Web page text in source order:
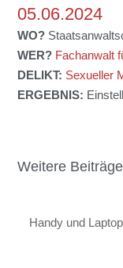
05.06.2024
WO?
WER? Fachanwalt
DELIKT: Sexueller
ERGEBNIS:
Weitere Beiträge
Handy und